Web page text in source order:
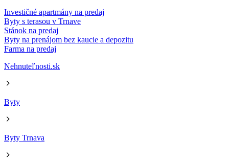
Investičné apartmány na predaj
Byty s terasou v Trnave
Stánok na predaj
Byty na prenájom bez kaucie a depozitu
Farma na predaj
Nehnuteľnosti.sk
Byty
Byty Trnava